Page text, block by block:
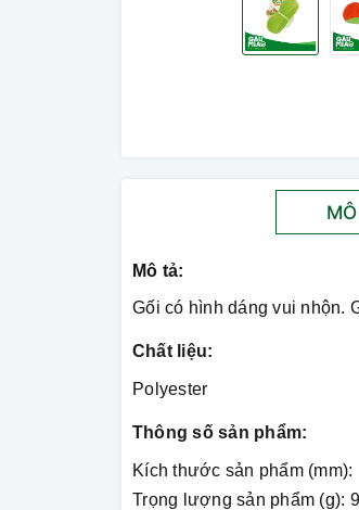
Mô tả:
Gối có hình dáng vui nhộn.
Chất liệu:
Polyester
Thông số sản phẩm:
Kích thước sản phẩm (mm):
Trọng lượng sản phẩm (g):